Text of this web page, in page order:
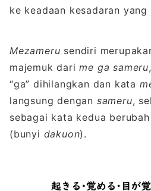
ke keadaan kesadaran yang
Mezameru sendiri
majemuk darime ga sameru
“ga” dihilangkan dan kata
langsung dengan sameru,
sebagai kata kedua
(bunyi dakuon).